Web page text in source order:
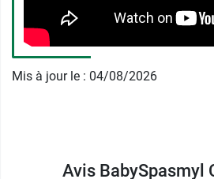
dont le système intestinal est
D'autre part, il ne contient pas
Il est, en revanche, aromatisé
favoriser sa consommation.
qui représente le premier
Mis à jour le : 04/08/2026
Avis BabySpasmyl